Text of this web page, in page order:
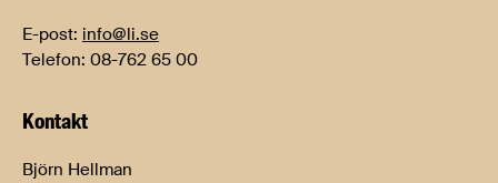
E-post: info@li.se
Telefon: 08-762 65 00
Kontakt
Björn Hellman